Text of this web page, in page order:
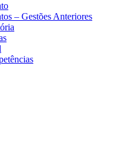
– Gestões Anteriores